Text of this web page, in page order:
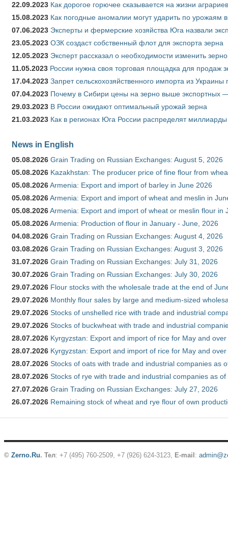
22.09.2023 Как дорогое горючее сказывается на жизни аграриев
15.08.2023 Как погодные аномалии могут ударить по урожаям
07.06.2023 Эксперты и фермерские хозяйства Юга назвали
23.05.2023 ОЗК создаст собственный флот для экспорта зерна
12.05.2023 Эксперт рассказал о необходимости изменить
11.05.2023 России нужна своя торговая площадка для продаж
17.04.2023 Запрет сельскохозяйственного импорта из
07.04.2023 Почему в Сибири цены на зерно выше экспортных
29.03.2023 В России ожидают оптимальный урожай зерна
21.03.2023 Как в регионах Юга России распределят
News in English
05.08.2026 Grain Trading on Russian Exchanges: August 5, 2026
05.08.2026 Kazakhstan: The producer price of fine flour from
05.08.2026Armenia: Export and import of barley in June 2026
05.08.2026Armenia: Export and import of wheat and meslin in
05.08.2026Armenia: Export and import of wheat or meslin flour in
05.08.2026Armenia: Production of flour in January - June, 2026
04.08.2026 Grain Trading on Russian Exchanges: August 4, 2026
03.08.2026 Grain Trading on Russian Exchanges: August 3, 2026
31.07.2026 Grain Trading on Russian Exchanges: July 31, 2026
30.07.2026 Grain Trading on Russian Exchanges: July 30, 2026
29.07.2026 Flour stocks with the wholesale trade at the end of
29.07.2026 Monthly flour sales by large and medium-sized
29.07.2026 Stocks of unshelled rice with trade and industrial
29.07.2026 Stocks of buckwheat with trade and industrial
28.07.2026 Kyrgyzstan: Export and import of rice for May and
28.07.2026 Kyrgyzstan: Export and import of rice for May and
28.07.2026 Stocks of oats with trade and industrial companies as
28.07.2026 Stocks of rye with trade and industrial companies as
27.07.2026 Grain Trading on Russian Exchanges: July 27, 2026
26.07.2026 Remaining stock of wheat and rye flour of own
© Zerno.Ru. Тел: +7 (495) 760-2509, +7 (926) 624-3123, E-mail :